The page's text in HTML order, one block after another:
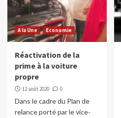
A la Une Economie
Réactivation de la
prime à la voiture
propre
12 août 2020 0
Dans le cadre du Plan de
relance porté par le vice-